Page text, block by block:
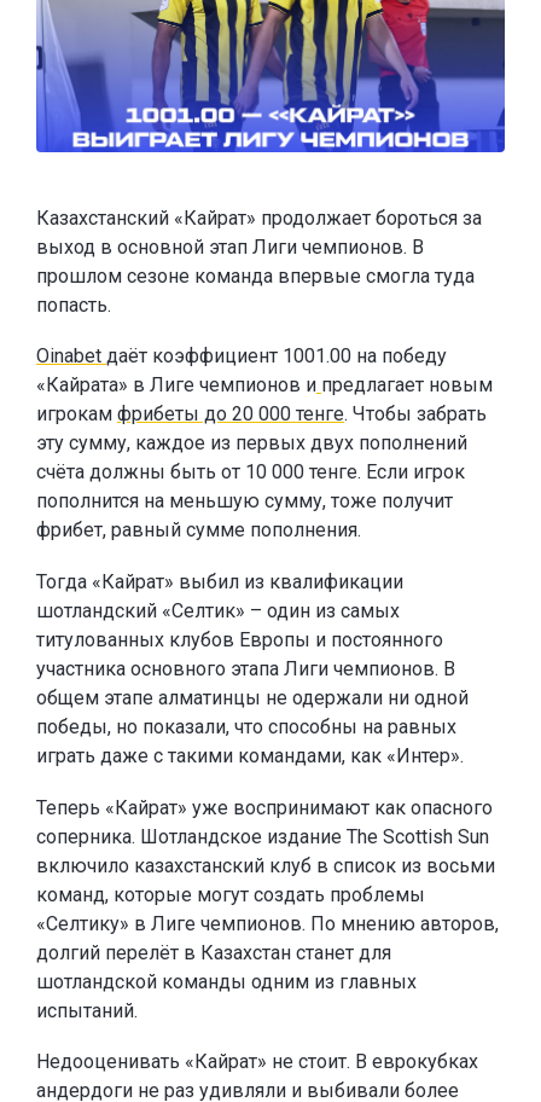
Казахстанский «Кайрат» продолжает бороться за
выход в основной этап Лиги чемпионов. В
прошлом сезоне команда впервые смогла туда
попасть.
Oinabet даёт коэффициент 1001.00 на победу
«Кайрата» в Лиге чемпионов и предлагает новым
игрокам фрибеты до 20 000 тенге. Чтобы забрать
эту сумму, каждое из первых двух пополнений
счёта должны быть от 10 000 тенге. Если игрок
пополнится на меньшую сумму, тоже получит
фрибет, равный сумме пополнения.
Тогда «Кайрат» выбил из квалификации
шотландский «Селтик» – один из самых
титулованных клубов Европы и постоянного
участника основного этапа Лиги чемпионов. В
общем этапе алматинцы не одержали ни одной
победы, но показали, что способны на равных
играть даже с такими командами, как «Интер».
Теперь «Кайрат» уже воспринимают как опасного
соперника. Шотландское издание The Scottish Sun
включило казахстанский клуб в список из восьми
команд, которые могут создать проблемы
«Селтику» в Лиге чемпионов. По мнению авторов,
долгий перелёт в Казахстан станет для
шотландской команды одним из главных
испытаний.
Недооценивать «Кайрат» не стоит. В еврокубках
андердоги не раз удивляли и выбивали более